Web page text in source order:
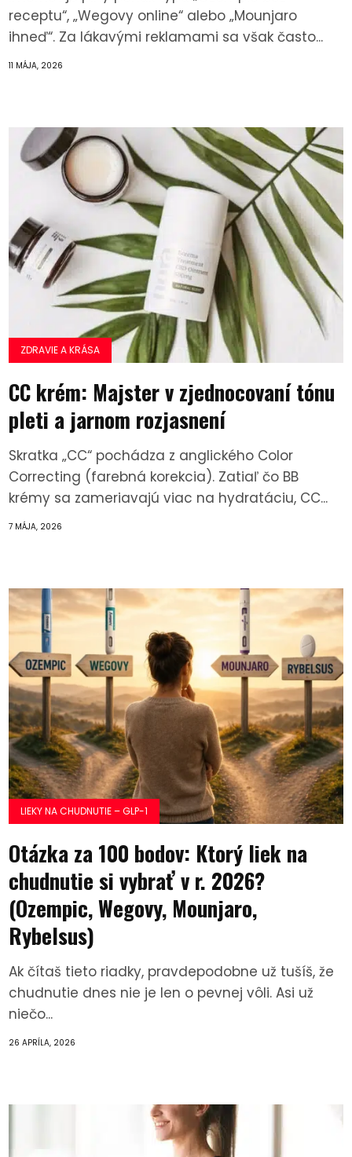
receptu“, „Wegovy online“ alebo „Mounjaro
ihneď“. Za lákavými reklamami sa však často...
11 MÁJA, 2026
ZDRAVIE A KRÁSA
CC krém: Majster v zjednocovaní tónu
pleti a jarnom rozjasnení
Skratka „CC“ pochádza z anglického Color
Correcting (farebná korekcia). Zatiaľ čo BB
krémy sa zameriavajú viac na hydratáciu, CC...
7 MÁJA, 2026
LIEKY NA CHUDNUTIE – GLP-1
Otázka za 100 bodov: Ktorý liek na
chudnutie si vybrať v r. 2026?
(Ozempic, Wegovy, Mounjaro,
Rybelsus)
Ak čítaš tieto riadky, pravdepodobne už tušíš, že
chudnutie dnes nie je len o pevnej vôli. Asi už
niečo...
26 APRÍLA, 2026